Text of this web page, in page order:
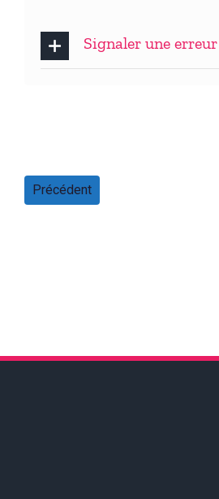
Signaler une
Précédent